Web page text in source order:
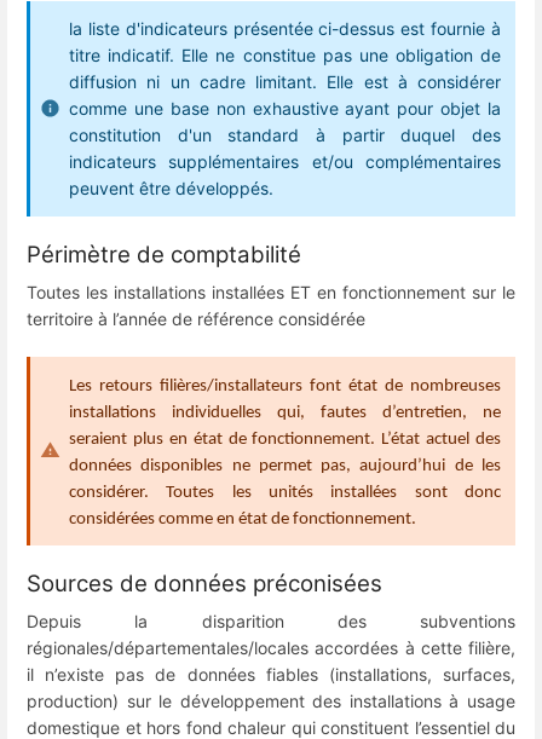
la liste d'indicateurs présentée ci-dessus est fournie à
titre indicatif. Elle ne constitue pas une obligation de
diffusion ni un cadre limitant. Elle est à considérer
comme une base non exhaustive ayant pour objet la
constitution d'un standard à partir duquel des
indicateurs supplémentaires et/ou complémentaires
peuvent être développés.
Périmètre de comptabilité
Toutes les installations installées ET en fonctionnement sur le
territoire à l’année de référence considérée
Les retours filières/installateurs font état de nombreuses
installations individuelles qui, fautes d’entretien, ne
seraient plus en état de fonctionnement. L’état actuel des
données disponibles ne permet pas, aujourd’hui de les
considérer. Toutes les unités installées sont donc
considérées comme en état de fonctionnement.
Sources de données préconisées
Depuis la disparition des subventions
régionales/départementales/locales accordées à cette filière,
il n’existe pas de données fiables (installations, surfaces,
production) sur le développement des installations à usage
domestique et hors fond chaleur qui constituent l’essentiel du